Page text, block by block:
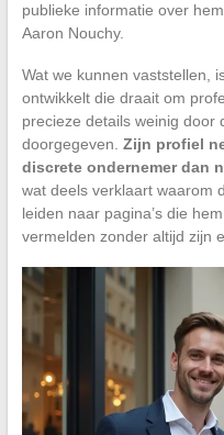
publieke informatie over
Aaron Nouchy.
Wat we kunnen vaststellen,
ontwikkelt die draait om
precieze details weinig door
doorgegeven. Zijn profiel
discrete ondernemer dan
wat deels verklaart waarom
leiden naar pagina’s die
vermelden zonder altijd zijn